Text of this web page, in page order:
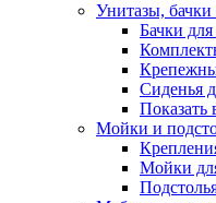
Унитазы,
Бачки для
Сиденья
Показать
Мойки и
Мойки